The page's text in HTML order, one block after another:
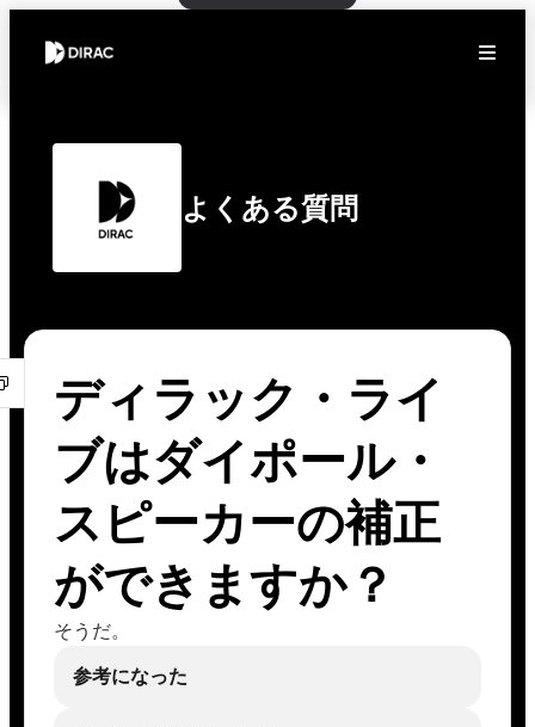
よくある質問
ディラック・ライ
ブはダイポール・
スピーカーの補正
ができますか？
そうだ。
参考になった